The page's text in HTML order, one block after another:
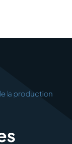
la production